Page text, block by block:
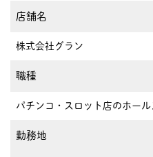
店舗名
株式会社グラン
職種
パチンコ・スロット店のホール
勤務地